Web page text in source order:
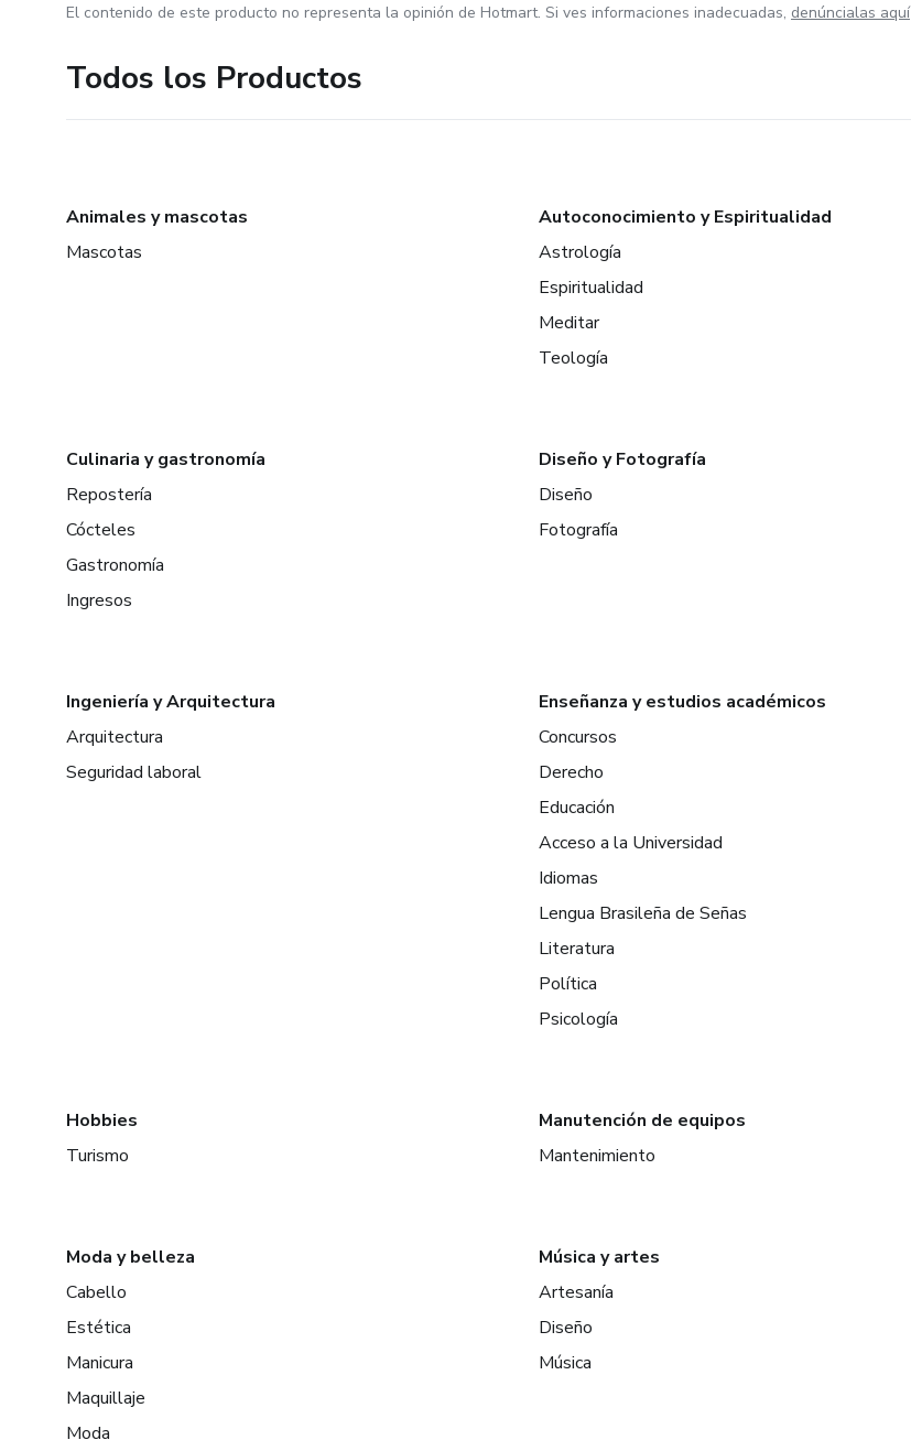
El contenido de este producto no representa la opinión de Hotmart. Si ves informaciones inadecuadas, denúncialas aquí
Todos los Productos
Animales y mascotas
Mascotas
Autoconocimiento y Espiritualidad
Astrología
Espiritualidad
Meditar
Teología
Culinaria y gastronomía
Repostería
Cócteles
Gastronomía
Ingresos
Diseño y Fotografía
Diseño
Fotografía
Ingeniería y Arquitectura
Arquitectura
Seguridad laboral
Enseñanza y estudios académicos
Concursos
Derecho
Educación
Acceso a la Universidad
Idiomas
Lengua Brasileña de Señas
Literatura
Política
Psicología
Hobbies
Turismo
Manutención de equipos
Mantenimiento
Moda y belleza
Cabello
Estética
Manicura
Maquillaje
Moda
Música y artes
Artesanía
Diseño
Música